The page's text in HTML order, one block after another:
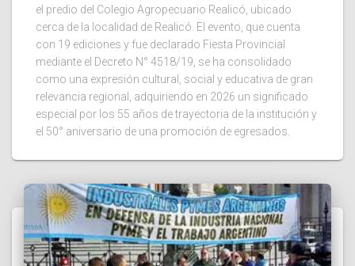
el predio del Colegio Agropecuario Realicó, ubicado
cerca de la localidad de Realicó. El evento, que cuenta
con 19 ediciones y fue declarado Fiesta Provincial
mediante el Decreto N° 4518/19, se ha consolidado
como una expresión cultural, social y educativa de gran
relevancia regional, adquiriendo en 2026 un significado
especial por los 55 años de trayectoria de la institución y
el 50° aniversario de una promoción de egresados.